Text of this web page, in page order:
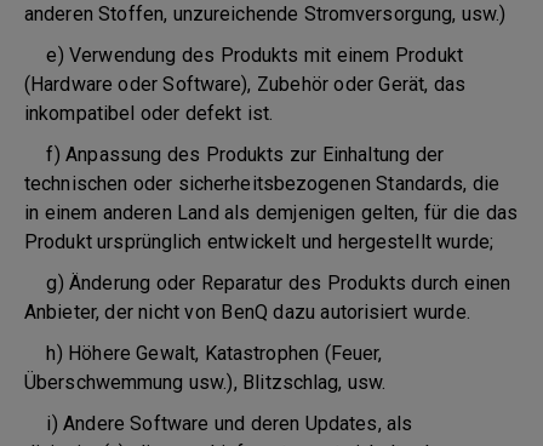
anderen Stoffen, unzureichende Stromversorgung, usw.)
e) Verwendung des Produkts mit einem Produkt
(Hardware oder Software), Zubehör oder Gerät, das
inkompatibel oder defekt ist.
f) Anpassung des Produkts zur Einhaltung der
technischen oder sicherheitsbezogenen Standards, die
in einem anderen Land als demjenigen gelten, für die das
Produkt ursprünglich entwickelt und hergestellt wurde;
g) Änderung oder Reparatur des Produkts durch einen
Anbieter, der nicht von BenQ dazu autorisiert wurde.
h) Höhere Gewalt, Katastrophen (Feuer,
Überschwemmung usw.), Blitzschlag, usw.
i) Andere Software und deren Updates, als